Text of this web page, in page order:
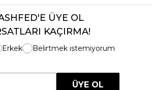
ÜYE OL
KAÇIRMA!
Erkek
Belirtmek istemiyorum
ÜYE OL